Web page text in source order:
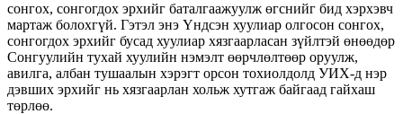
сонгох, сонгогдох эрхийг баталгаажуулж өгснийг бид хэрхэвч
мартаж болохгүй. Гэтэл энэ Үндсэн хуулиар олгосон сонгох,
сонгогдох эрхийг бусад хуулиар хязгаарласан зүйлтэй өнөөдөр
Сонгуулийн тухай хуулийн нэмэлт өөрчлөлтөөр оруулж,
авилга, албан тушаалын хэрэгт орсон тохиолдолд УИХ-д нэр
дэвших эрхийг нь хязгаарлан хольж хутгаж байгаад гайхаш
төрлөө.